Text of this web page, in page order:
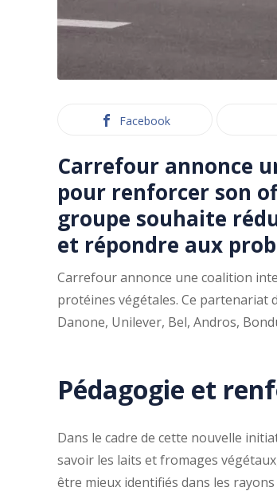
Facebook
Carrefour annonce
pour renforcer son
groupe souhaite
et répondre aux
Carrefour annonce une coalition
protéines végétales. Ce partenariat
Danone, Unilever, Bel, Andros,
Pédagogie et
Dans le cadre de cette nouvelle
savoir les laits et fromages
être mieux identifiés dans les